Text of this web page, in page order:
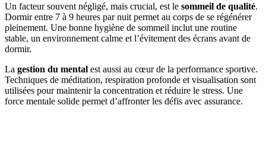
Un facteur souvent négligé, mais crucial, est le sommeil de qualité.
Dormir entre 7 à 9 heures par nuit permet au corps de se régénérer
pleinement. Une bonne hygiène de sommeil inclut une routine
stable, un environnement calme et l’évitement des écrans avant de
dormir.
La gestion du mental est aussi au cœur de la performance sportive.
Techniques de méditation, respiration profonde et visualisation sont
utilisées pour maintenir la concentration et réduire le stress. Une
force mentale solide permet d’affronter les défis avec assurance.